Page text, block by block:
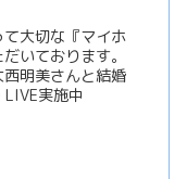
大切な『マイホ
いております。
明美さんと結婚
実施中